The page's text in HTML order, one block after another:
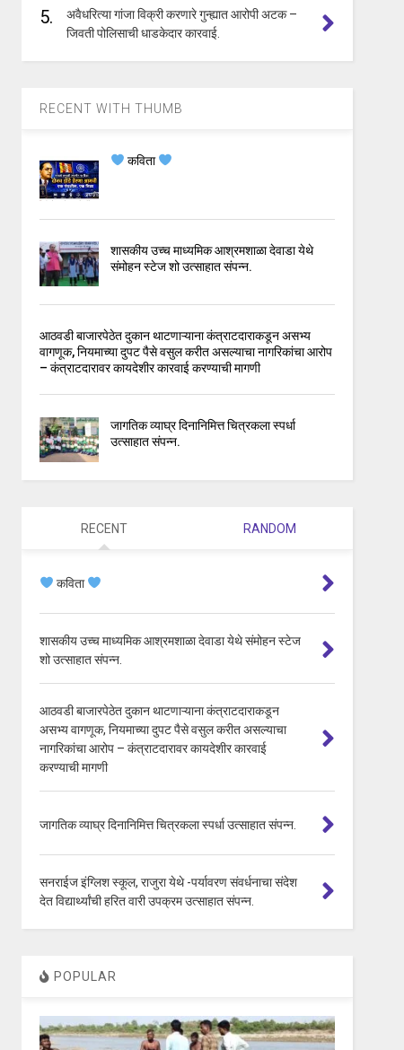
5.
अवैधरित्या गांजा विक्री करणारे गुन्ह्यात आरोपी अटक –
जिवती पोलिसाची धाडकेदार कारवाई.
RECENT WITH THUMB
कविता
शासकीय उच्च माध्यमिक आश्रमशाळा देवाडा येथे
संमोहन स्टेज शो उत्साहात संपन्न.
आठवडी बाजारपेठेत दुकान थाटणाऱ्याना कंत्राटदाराकडून असभ्य
वागणूक, नियमाच्या दुपट पैसे वसुल करीत असल्याचा नागरिकांचा आरोप
– कंत्राटदारावर कायदेशीर कारवाई करण्याची मागणी
जागतिक व्याघ्र दिनानिमित्त चित्रकला स्पर्धा
उत्साहात संपन्न.
RECENT RANDOM
कविता
शासकीय उच्च माध्यमिक आश्रमशाळा देवाडा येथे संमोहन स्टेज
शो उत्साहात संपन्न.
आठवडी बाजारपेठेत दुकान थाटणाऱ्याना कंत्राटदाराकडून
असभ्य वागणूक, नियमाच्या दुपट पैसे वसुल करीत असल्याचा
नागरिकांचा आरोप – कंत्राटदारावर कायदेशीर कारवाई
करण्याची मागणी
जागतिक व्याघ्र दिनानिमित्त चित्रकला स्पर्धा उत्साहात संपन्न.
सनराईज इंग्लिश स्कूल, राजुरा येथे -पर्यावरण संवर्धनाचा संदेश
देत विद्यार्थ्यांची हरित वारी उपक्रम उत्साहात संपन्न.
POPULAR